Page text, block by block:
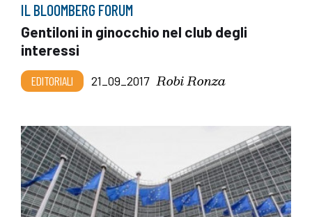
IL BLOOMBERG FORUM
Gentiloni in ginocchio nel club degli
interessi
EDITORIALI 21_09_2017 Robi Ronza